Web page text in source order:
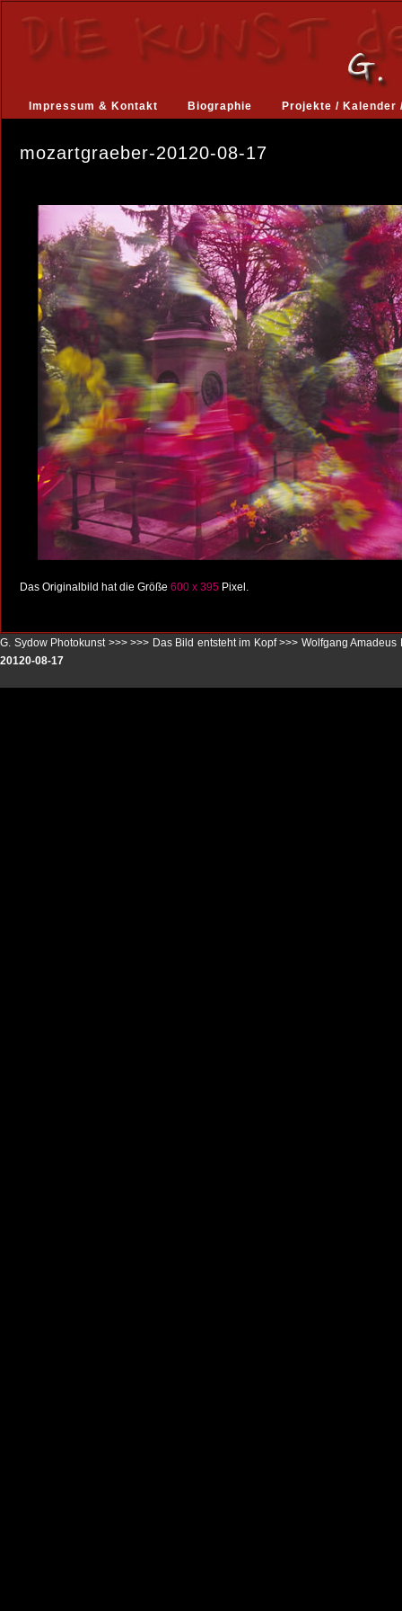
Impressum & Kontakt Biographie Projekte / Kalender
mozartgraeber-20120-08-17
Das Originalbild hat die Größe 600 x 395 Pixel.
G. Sydow Photokunst >>>>>> Das Bild entsteht im Kopf>>> Wolfgang Amadeus
20120-08-17